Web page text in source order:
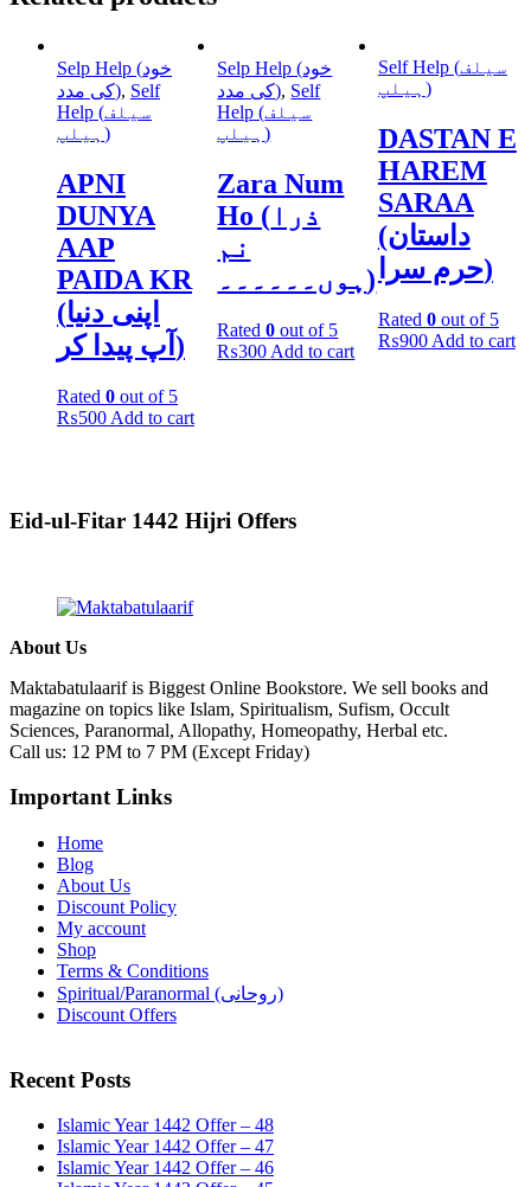
Selp Help (خود
کی مدد), Self
Help (سیلف
ہیلپ)
APNI
DUNYA
AAP
PAIDA KR
(اپنی دنیا
آپ پیدا کر)
Rated 0 out of 5
₨500 Add to cart
Selp Help (خود
کی مدد), Self
Help (سیلف
ہیلپ)
Zara Num
Ho (ذرا
نم
ہوں۔۔۔۔۔۔)
Rated0 out of 5
₨300 Add to cart
Self Help (سیلف
ہیلپ)
DASTAN E
HAREM
SARAA
(داستان
حرم سرا)
Rated 0out of 5
₨900 Add to cart
Eid-ul-Fitar 1442 Hijri Offers
About Us
Maktabatulaarif is Biggest Online Bookstore. We sell books and
magazine on topics like Islam, Spiritualism, Sufism, Occult
Sciences, Paranormal, Allopathy, Homeopathy, Herbal etc.
Call us: 12 PM to 7 PM (Except Friday)
Important Links
Home
Blog
About Us
Discount Policy
My account
Shop
Terms & Conditions
Spiritual/Paranormal (روحانی)
Discount Offers
Recent Posts
Islamic Year 1442 Offer – 48
Islamic Year 1442 Offer – 47
Islamic Year 1442 Offer – 46